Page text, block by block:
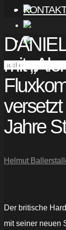
mit
Jahre
Helmut
Der britische
mit seiner neuen